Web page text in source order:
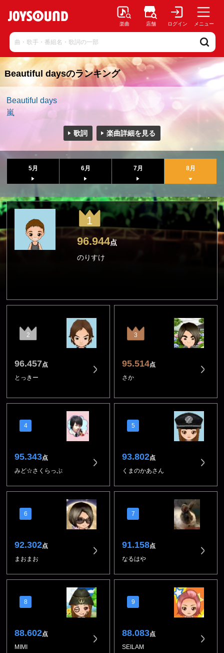
楽曲 店舗 ログイン メニュー
Beautiful daysのランキング
Beautiful days
嵐
歌詞 楽曲詳細を見る
5月 6月 7月 8月
1
96.944点
のりすけ
2
96.457点
とっきー
3
95.514点
さか
4
95.343点
みど☆さくらっぷ
5
93.802点
くまのかあさん
6
92.302点
まおまお
7
91.158点
なるはや
8
88.602点
MIMI
9
88.083点
SEILAM